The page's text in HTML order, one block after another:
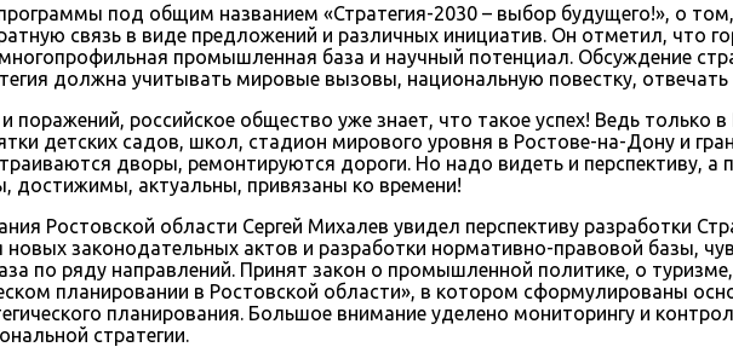
под общим названием «Стратегия-2030 – выбор будущего!», о
связь в виде предложений и различных инициатив. Он отметил, что
промышленная база и научный потенциал. Обсуждение
должна учитывать мировые вызовы, национальную повестку, отвечать
российское общество уже знает, что такое успех! Ведь только
детских садов, школ, стадион мирового уровня в Ростове-на-Дону и
дворы, ремонтируются дороги. Но надо видеть и перспективу,
достижимы, актуальны, привязаны ко времени!
Ростовской области Сергей Михалев увидел перспективу разработки
законодательных актов и разработки нормативно-правовой базы,
по ряду направлений. Принят закон о промышленной политике, о
планировании в Ростовской области», в котором сформулированы
планирования. Большое внимание уделено мониторингу и
стратегии.